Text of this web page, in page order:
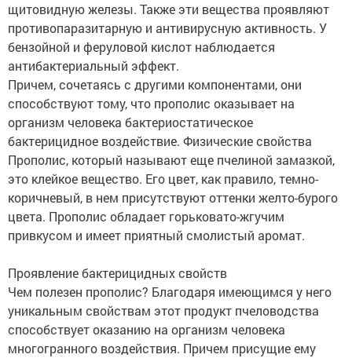
щитовидную железы. Также эти вещества проявляют
противопаразитарную и антивирусную активность. У
бензойной и феруловой кислот наблюдается
антибактериальный эффект.
Причем, сочетаясь с другими компонентами, они
способствуют тому, что прополис оказывает на
организм человека бактериостатическое
бактерицидное воздействие. Физические свойства
Прополис, который называют еще пчелиной замазкой,
это клейкое вещество. Его цвет, как правило, темно-
коричневый, в нем присутствуют оттенки желто-бурого
цвета. Прополис обладает горьковато-жгучим
привкусом и имеет приятный смолистый аромат.
Проявление бактерицидных свойств
Чем полезен прополис? Благодаря имеющимся у него
уникальным свойствам этот продукт пчеловодства
способствует оказанию на организм человека
многогранного воздействия. Причем присущие ему